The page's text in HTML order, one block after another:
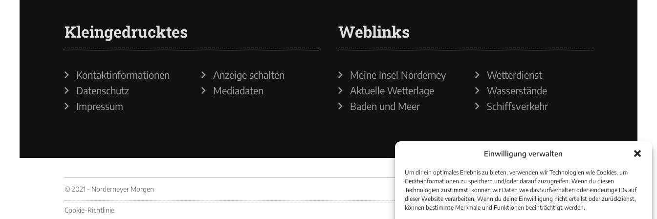
Einwilligung verwalten
Um dir ein optimales Erlebnis zu bieten, verwenden wir Technologien wie Cookies, um
Geräteinformationen zu speichern und/oder darauf zuzugreifen. Wenn du diesen
Technologien zustimmst, können wir Daten wie das Surfverhalten oder eindeutige IDs auf
dieser Website verarbeiten. Wenn du deine Einwillligung nicht erteilst oder zurückziehst,
können bestimmte Merkmale und Funktionen beeinträchtigt werden.
Kleingedrucktes
Kontaktinformationen
Datenschutz
Impressum
Anzeige schalten
Mediadaten
Weblinks
Meine Insel Norderney
Aktuelle Wetterlage
Baden und Meer
Wetterdienst
Wasserstände
Schiffsverkehr
© 2021 - Norderneyer Morgen
Cookie-Richtlinie